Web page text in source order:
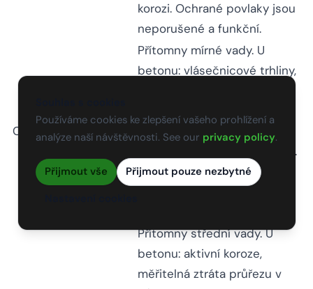
korozi. Ochrané povlaky jsou
neporušené a funkční.
CS 2
Fair
(Uspokojivý)
Přítomny mírné vady. U
betonu: vlásečnicové trhliny,
zásah. U oceli: mírná
povrchová koroze, zabarvení.
U dřeva: mírné praskání,
Přítomny střední vady. U
betonu: aktivní koroze,
měřitelná ztráta průřezu v
Používáme cookies ke zlepšení vašeho prohlížení a
analýze naší návštěvnosti. See our privacy policy.
Přijmout vše
Přijmout pouze nezbytné